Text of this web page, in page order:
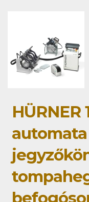
HÜRNER
automata